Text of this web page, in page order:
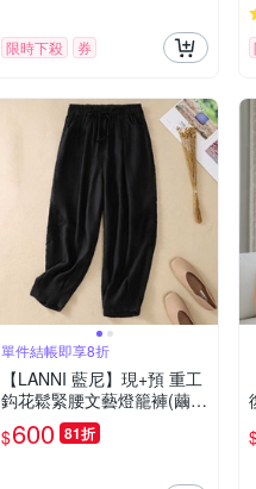
限時下殺 券
單件結帳即享8折
【LANNI 藍尼】現+預 重工
鈎花鬆緊腰文藝燈籠褲(繭型
褲/長褲/九分褲/女裝)
$600 81折